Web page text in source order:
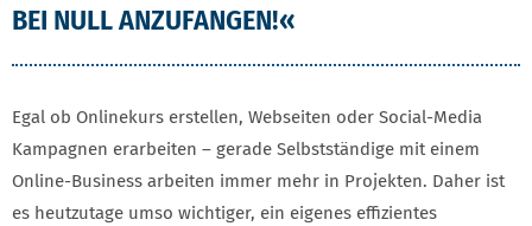
BEI NULL ANZUFANGEN!«
Egal ob Onlinekurs erstellen, Webseiten oder Social-Media
Kampagnen erarbeiten – gerade Selbstständige mit einem
Online-Business arbeiten immer mehr in Projekten. Daher ist
es heutzutage umso wichtiger, ein eigenes effizientes